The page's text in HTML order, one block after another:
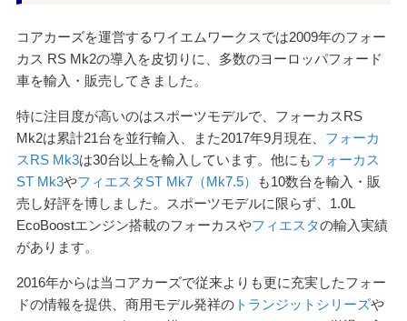
コアカーズを運営するワイエムワークスでは2009年のフォー
カス RS Mk2の導入を皮切りに、多数のヨーロッパフォード
車を輸入・販売してきました。
特に注目度が高いのはスポーツモデルで、フォーカスRS
Mk2は累計21台を並行輸入、また2017年9月現在、 フォーカ
スRS Mk3は30台以上を輸入しています。他にもフォーカス
ST Mk3やフィエスタST Mk7（Mk7.5）
も10数台を輸入・販
売し好評を博しました。スポーツモデルに限らず、1.0L
EcoBoostエンジン搭載のフォーカスやフィエスタの輸入実績
があります。
2016年からは当コアカーズで従来よりも更に充実したフォー
ドの情報を提供、商用モデル発祥のトランジットシリーズや